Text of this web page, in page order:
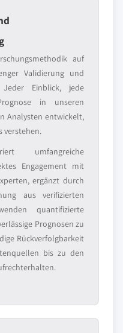
auf
Validierung und
Jeder Einblick, jede
in unseren
Analysten entwickelt,
verstehen.
umfangreiche
Engagement mit
ergänzt durch
aus verifizierten
quantifizierte
Prognosen zu
Rückverfolgbarkeit
bis zu den